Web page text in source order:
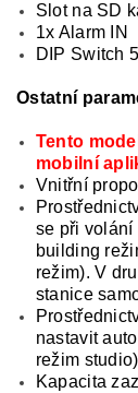
Slot na SD
1x Alarm IN
DIP Switch
Ostatní
Tento
mobilní
Vnitřní
se při volání
building
režim). V
stanice
nastavit
režim studio)
Kapacita